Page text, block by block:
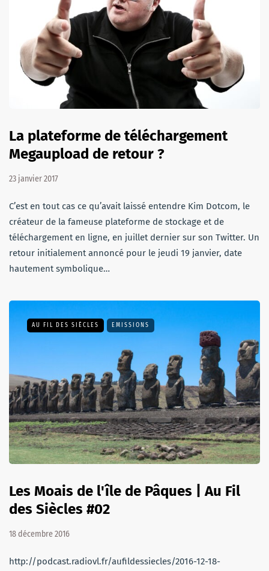
La plateforme de téléchargement
Megaupload de retour ?
23 janvier 2017
C’est en tout cas ce qu’avait laissé entendre Kim Dotcom, le
créateur de la fameuse plateforme de stockage et de
téléchargement en ligne, en juillet dernier sur son Twitter. Un
retour initialement annoncé pour le jeudi 19 janvier, date
hautement symbolique…
AU FIL DES SIÈCLES EMISSIONS
Les Moais de l'île de Pâques | Au Fil
des Siècles #02
18 décembre 2016
http://podcast.radiovl.fr/aufildessiecles/2016-12-18-